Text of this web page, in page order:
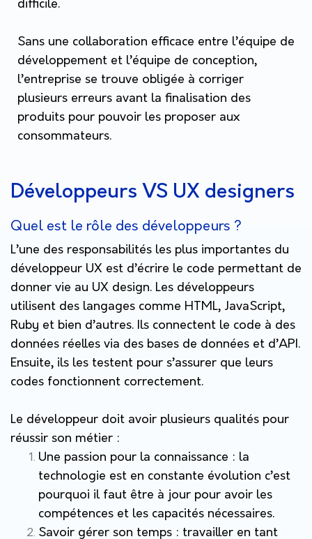
difficile.
Sans une collaboration efficace entre l’équipe de
développement et l’équipe de conception,
l’entreprise se trouve obligée à corriger
plusieurs erreurs avant la finalisation des
produits pour pouvoir les proposer aux
consommateurs.
Développeurs VS UX designers
Quel est le rôle des développeurs ?
L’une des responsabilités les plus importantes du
développeur UX est d’écrire le code permettant de
donner vie au UX design. Les développeurs
utilisent des langages comme HTML, JavaScript,
Ruby et bien d’autres. Ils connectent le code à des
données réelles via des bases de données et d’API.
Ensuite, ils les testent pour s’assurer que leurs
codes fonctionnent correctement.
Le développeur doit avoir plusieurs qualités pour
réussir son métier :
Une passion pour la connaissance : la
technologie est en constante évolution c’est
pourquoi il faut être à jour pour avoir les
compétences et les capacités nécessaires.
Savoir gérer son temps : travailler en tant